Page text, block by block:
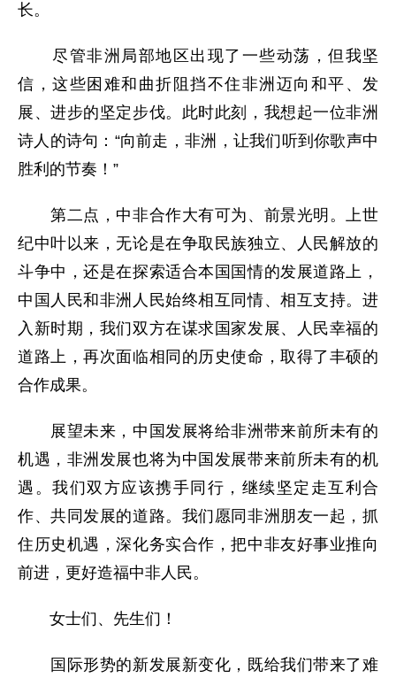
长。
尽管非洲局部地区出现了一些动荡，但我坚
信，这些困难和曲折阻挡不住非洲迈向和平、发
展、进步的坚定步伐。此时此刻，我想起一位非洲
诗人的诗句：“向前走，非洲，让我们听到你歌声中
胜利的节奏！”
第二点，中非合作大有可为、前景光明。上世
纪中叶以来，无论是在争取民族独立、人民解放的
斗争中，还是在探索适合本国国情的发展道路上，
中国人民和非洲人民始终相互同情、相互支持。进
入新时期，我们双方在谋求国家发展、人民幸福的
道路上，再次面临相同的历史使命，取得了丰硕的
合作成果。
展望未来，中国发展将给非洲带来前所未有的
机遇，非洲发展也将为中国发展带来前所未有的机
遇。我们双方应该携手同行，继续坚定走互利合
作、共同发展的道路。我们愿同非洲朋友一起，抓
住历史机遇，深化务实合作，把中非友好事业推向
前进，更好造福中非人民。
女士们、先生们！
国际形势的新发展新变化，既给我们带来了难